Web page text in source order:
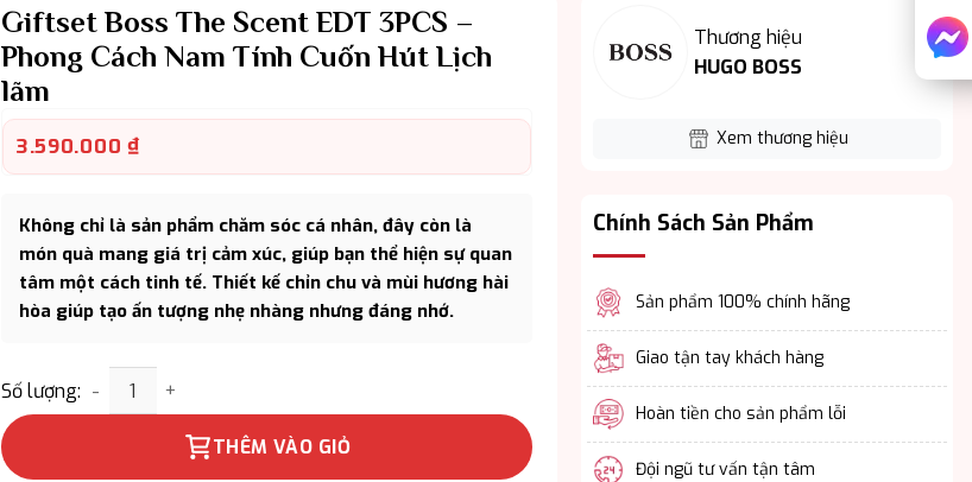
Giftset Boss The Scent EDT 3PCS –
Phong Cách Nam Tính Cuốn Hút Lịch
lãm
3.590.000 ₫
Không chỉ là sản phẩm chăm sóc cá nhân, đây còn là
món quà mang giá trị cảm xúc, giúp bạn thể hiện sự quan
tâm một cách tinh tế. Thiết kế chỉn chu và mùi hương hài
hòa giúp tạo ấn tượng nhẹ nhàng nhưng đáng nhớ.
Số lượng: Giftset Boss The Scent EDT 3PCS - Phong Cách Nam Tính Cuốn Hút Lịch lãm số lượng
THÊM VÀO GIỎ
Thương hiệu
HUGO BOSS
Xem thương hiệu
Chính Sách Sản Phẩm
Sản phẩm 100% chính hãng
Giao tận tay khách hàng
Hoàn tiền cho sản phẩm lỗi
Đội ngũ tư vấn tận tâm